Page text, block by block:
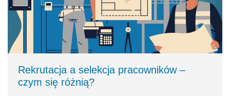
Rekrutacja a selekcja pracowników –
czym się różnią?